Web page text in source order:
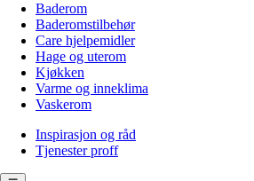
Baderom
Baderomstilbehør
Care hjelpemidler
Hage og uterom
Kjøkken
Varme og inneklima
Vaskerom
Inspirasjon og råd
Tjenester proff